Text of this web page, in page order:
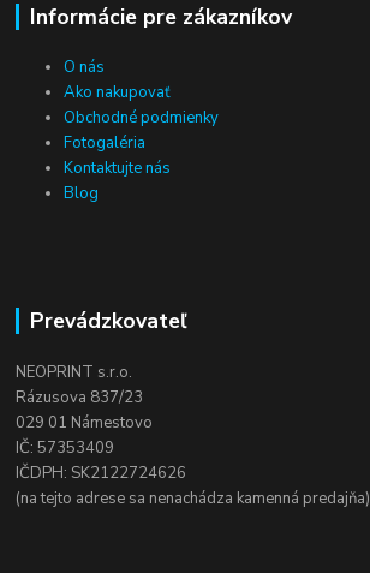
Informácie pre zákazníkov
O nás
Ako nakupovať
Obchodné podmienky
Fotogaléria
Kontaktujte nás
Blog
Prevádzkovateľ
NEOPRINT s.r.o.
Rázusova 837/23
029 01 Námestovo
IČ: 57353409
IČDPH: SK2122724626
(na tejto adrese sa nenachádza kamenná predajňa)